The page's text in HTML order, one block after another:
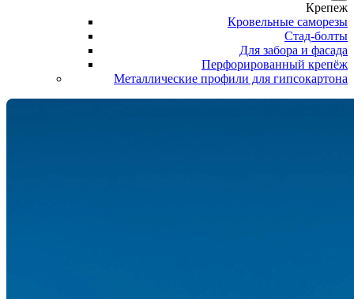
Крепеж
Кровельные саморезы
Стад-болты
Для забора и фасада
Перфорированный крепёж
Металлические профили для гипсокартона